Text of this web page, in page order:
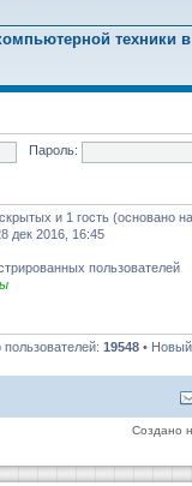
техники в
Пароль:
и 1 гость (основано
дек 2016, 16:45
пользователей
пользователей: 19548 •
Создано